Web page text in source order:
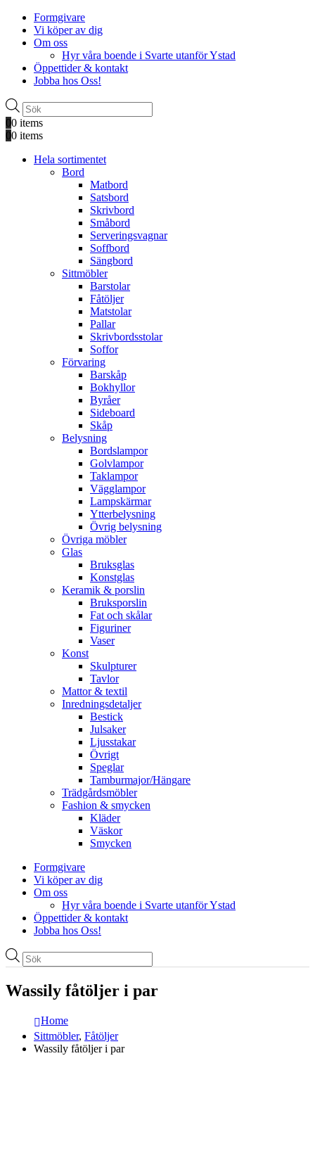
Formgivare
Vi köper av dig
Om oss
Hyr våra boende i Svarte utanför Ystad
Öppettider & kontakt
Jobba hos Oss!
Produktsökning
00 items
00 items
Hela sortimentet
Bord
Matbord
Satsbord
Skrivbord
Småbord
Serveringsvagnar
Soffbord
Sängbord
Sittmöbler
Barstolar
Fåtöljer
Matstolar
Pallar
Skrivbordsstolar
Soffor
Förvaring
Barskåp
Bokhyllor
Byråer
Sideboard
Skåp
Belysning
Bordslampor
Golvlampor
Taklampor
Vägglampor
Lampskärmar
Ytterbelysning
Övrig belysning
Övriga möbler
Glas
Bruksglas
Konstglas
Keramik & porslin
Bruksporslin
Fat och skålar
Figuriner
Vaser
Konst
Skulpturer
Tavlor
Mattor & textil
Inredningsdetaljer
Bestick
Julsaker
Ljusstakar
Övrigt
Speglar
Tamburmajor/Hängare
Trädgårdsmöbler
Fashion & smycken
Kläder
Väskor
Smycken
Formgivare
Vi köper av dig
Om oss
Hyr våra boende i Svarte utanför Ystad
Öppettider & kontakt
Jobba hos Oss!
Produktsökning
Wassily fåtöljer i par
Home
Sittmöbler, Fåtöljer
Wassily fåtöljer i par